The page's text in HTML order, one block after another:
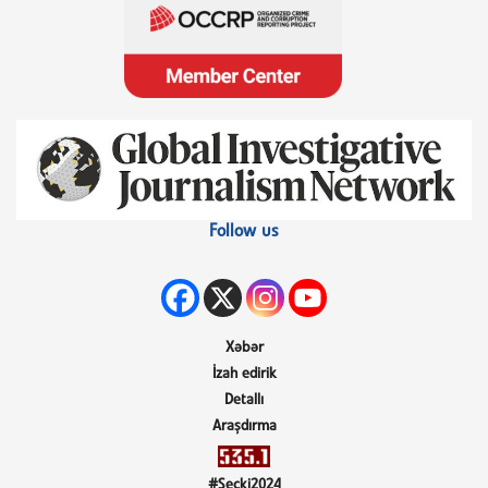
Follow us
Xəbər
İzah edirik
Detallı
Araşdırma
#Seçki2024